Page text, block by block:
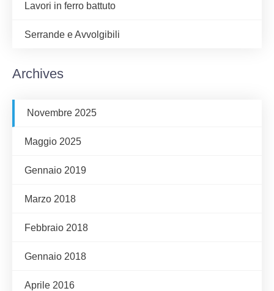
Lavori in ferro battuto
Serrande e Avvolgibili
Archives
Novembre 2025
Maggio 2025
Gennaio 2019
Marzo 2018
Febbraio 2018
Gennaio 2018
Aprile 2016